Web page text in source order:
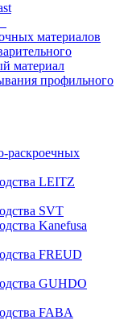
материалов
материал
профильного
раскроечных
LEITZ
SVT
Kanefusa
FREUD
GUHDO
FABA